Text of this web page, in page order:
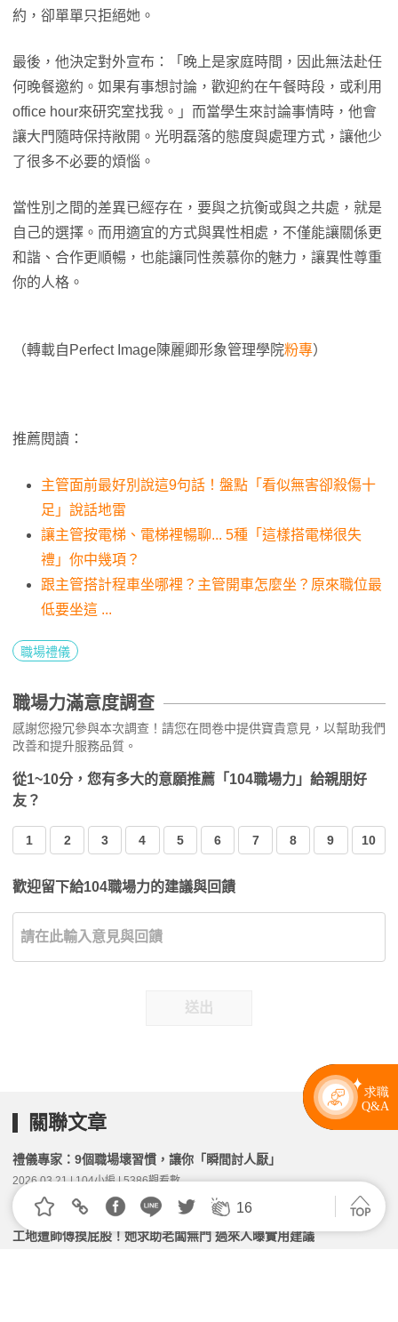
約，卻單單只拒絕她。
最後，他決定對外宣布：「晚上是家庭時間，因此無法赴任
何晚餐邀約。如果有事想討論，歡迎約在午餐時段，或利用
office hour來研究室找我。」而當學生來討論事情時，他會
讓大門隨時保持敞開。光明磊落的態度與處理方式，讓他少
了很多不必要的煩惱。
當性別之間的差異已經存在，要與之抗衡或與之共處，就是
自己的選擇。而用適宜的方式與異性相處，不僅能讓關係更
和諧、合作更順暢，也能讓同性羨慕你的魅力，讓異性尊重
你的人格。
（轉載自Perfect Image陳麗卿形象管理學院粉專）
推薦閱讀：
主管面前最好別說這9句話！盤點「看似無害卻殺傷十
足」說話地雷
讓主管按電梯、電梯裡暢聊... 5種「這樣搭電梯很失
禮」你中幾項？
跟主管搭計程車坐哪裡？主管開車怎麼坐？原來職位最
低要坐這 ...
職場禮儀
職場力滿意度調查
感謝您撥冗參與本次調查！請您在問卷中提供寶貴意見，以幫助我們
改善和提升服務品質。
從1~10分，您有多大的意願推薦「104職場力」給親朋好
友？
1 2 3 4 5 6 7 8 9 10
歡迎留下給104職場力的建議與回饋
送出
16
關聯文章
禮儀專家：9個職場壞習慣，讓你「瞬間討人厭」
2026.03.21 | 104小編 | 5386觀看數
工地遭師傅摸屁股！她求助老闆無門 過來人曝實用建議